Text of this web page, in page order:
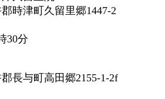
時津町久留里郷1447-2
30分
長与町高田郷2155-1-2f